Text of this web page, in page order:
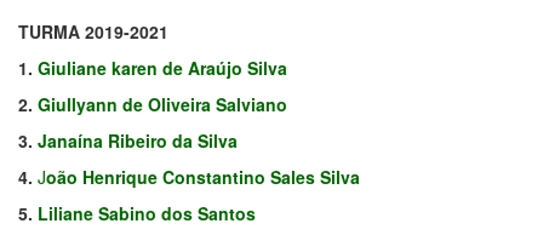
TURMA 2019-2021
1. Giuliane karen de Araújo Silva
2. Giullyann de Oliveira Salviano
3. Janaína Ribeiro da Silva
4. João Henrique Constantino Sales Silva
5. Liliane Sabino dos Santos